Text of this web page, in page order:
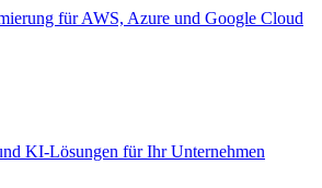
für AWS, Azure und Google Cloud
KI-Lösungen für Ihr Unternehmen